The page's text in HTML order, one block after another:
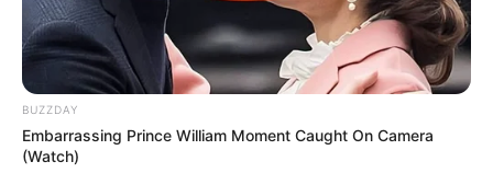
BUZZDAY
Embarrassing Prince William Moment Caught On Camera
(Watch)